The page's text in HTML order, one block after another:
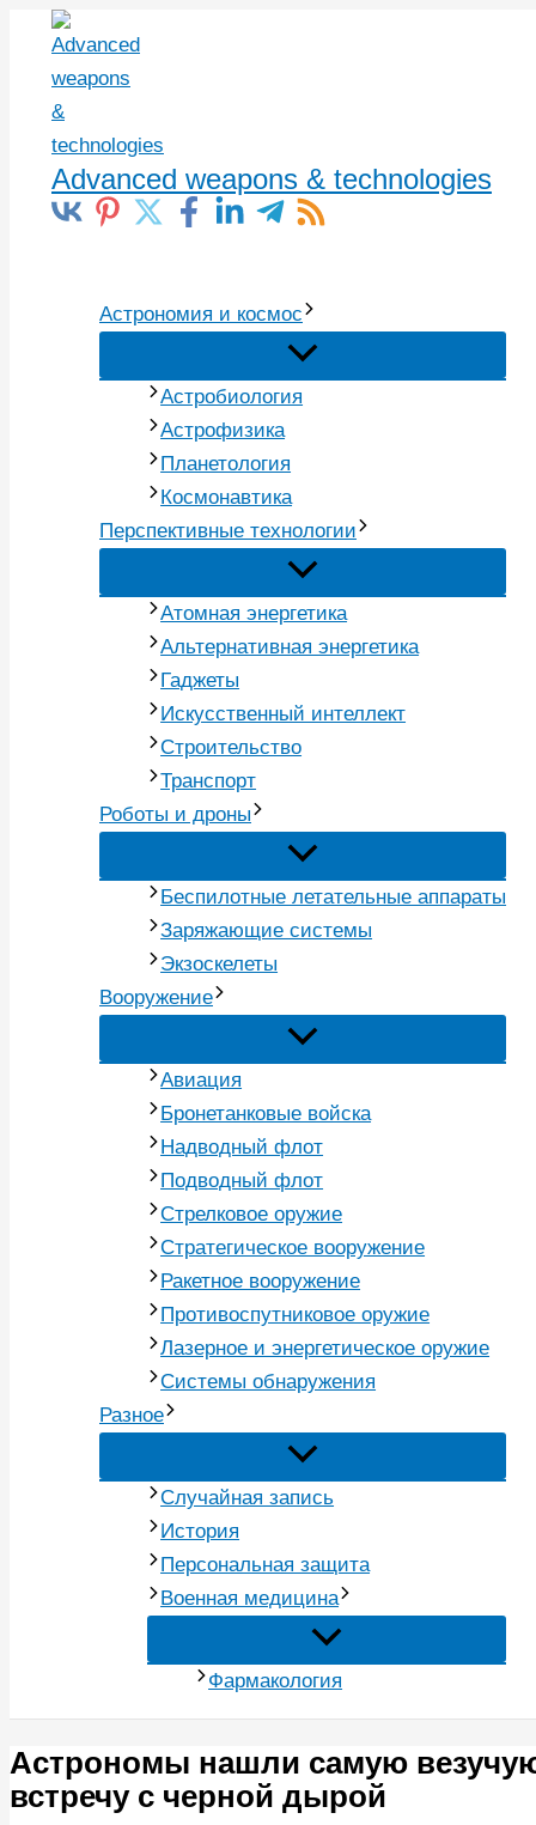
Перейти
содержимому
Advanced weapons & technologies
Астрономия и космос
Астробиология
Астрофизика
Планетология
Космонавтика
Перспективные технологии
Атомная энергетика
Альтернативная энергетика
Гаджеты
Искусственный интеллект
Строительство
Транспорт
Роботы и дроны
Беспилотные летательные аппараты
Заряжающие системы
Экзоскелеты
Вооружение
Авиация
Бронетанковые войска
Надводный флот
Подводный флот
Стрелковое оружие
Стратегическое вооружение
Ракетное вооружение
Противоспутниковое оружие
Лазерное и энергетическое оружие
Системы обнаружения
Разное
Случайная запись
История
Персональная защита
Военная медицина
Фармакология
Астрономы нашли самую
встречу с черной дырой